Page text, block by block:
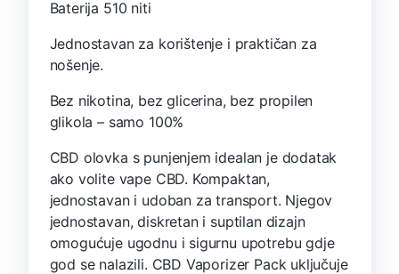
Baterija 510 niti
Jednostavan za korištenje i praktičan za
nošenje.
Bez nikotina, bez glicerina, bez propilen
glikola – samo 100%
CBD olovka s punjenjem idealan je dodatak
ako volite vape CBD. Kompaktan,
jednostavan i udoban za transport. Njegov
jednostavan, diskretan i suptilan dizajn
omogućuje ugodnu i sigurnu upotrebu gdje
god se nalazili. CBD Vaporizer Pack uključuje